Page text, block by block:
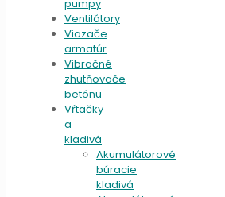
pumpy
Ventilátory
Viazače
armatúr
Vibračné
zhutňovače
betónu
Vŕtačky
a
kladivá
Akumulátorové
búracie
kladivá